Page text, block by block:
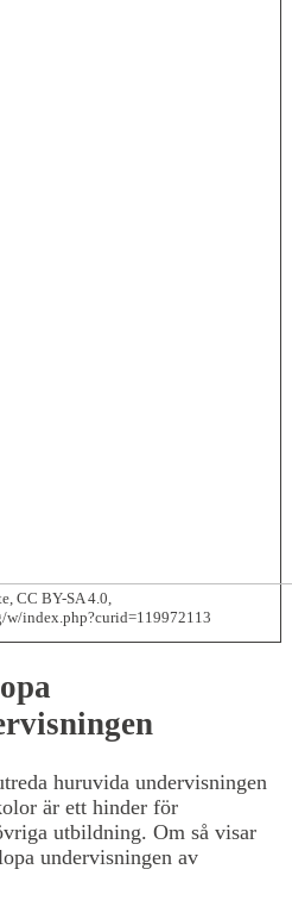
CC BY-SA 4.0,
index.php?curid=119972113
huruvida undervisningen
är ett hinder för
utbildning. Om så visar
undervisningen av